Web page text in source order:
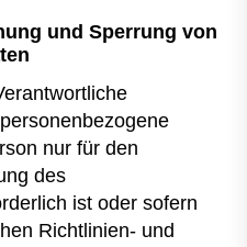
und Sperrung von
nur für den
des
ist oder sofern
Richtlinien- und